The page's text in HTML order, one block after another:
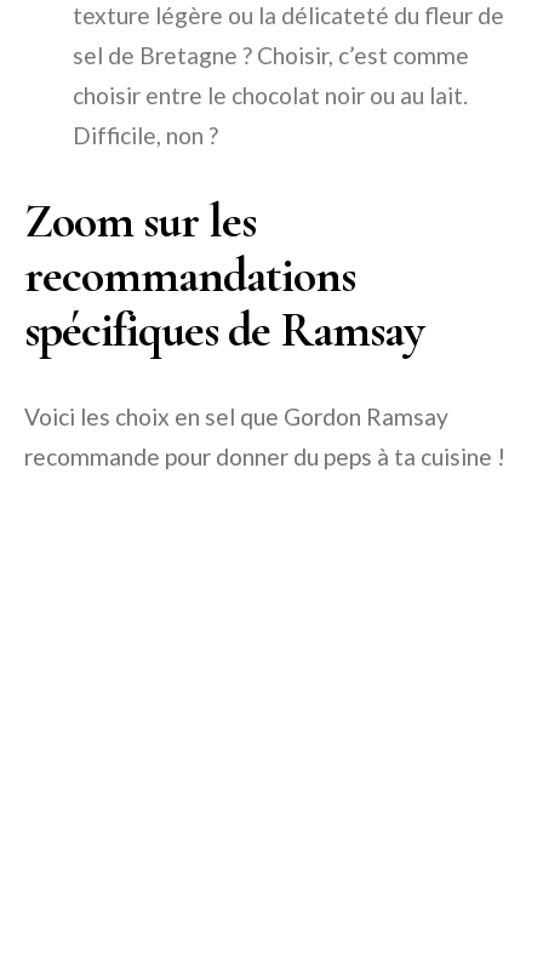
texture légère ou la délicateté du fleur de
sel de Bretagne ? Choisir, c’est comme
choisir entre le chocolat noir ou au lait.
Difficile, non ?
Zoom sur les
recommandations
spécifiques de Ramsay
Voici les choix en sel que Gordon Ramsay
recommande pour donner du peps à ta cuisine !